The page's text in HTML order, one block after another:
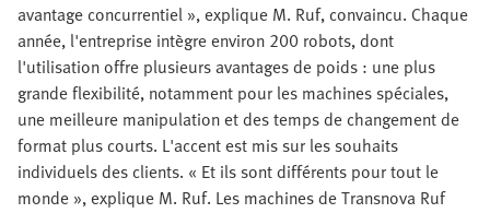
avantage concurrentiel », explique M. Ruf, convaincu. Chaque
année, l'entreprise intègre environ 200 robots, dont
l'utilisation offre plusieurs avantages de poids : une plus
grande flexibilité, notamment pour les machines spéciales,
une meilleure manipulation et des temps de changement de
format plus courts. L'accent est mis sur les souhaits
individuels des clients. « Et ils sont différents pour tout le
monde », explique M. Ruf. Les machines de Transnova Ruf